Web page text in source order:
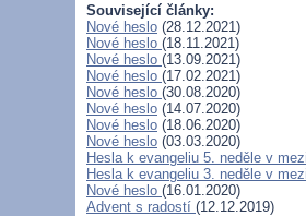
Související články:
Nové heslo (28.12.2021)
Nové heslo (18.11.2021)
Nové heslo (13.09.2021)
Nové heslo (17.02.2021)
Nové heslo (30.08.2020)
Nové heslo (14.07.2020)
Nové heslo (18.06.2020)
Nové heslo (03.03.2020)
Hesla k evangeliu 5. neděle v
Hesla k evangeliu 3. neděle v
Nové heslo (16.01.2020)
Advent s radostí (12.12.2019)